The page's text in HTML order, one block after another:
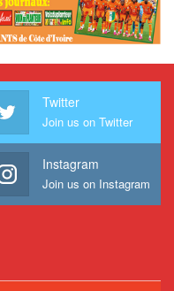
Twitter
Join us on Twitter
Instagram
Join us on Instagram